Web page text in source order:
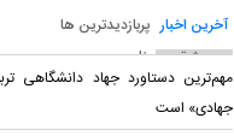
آخرین اخبار پربازدیدترین ها
پربحث ترین عناوین
مهم‌ترین دستاورد جهاد دانشگاهی
جهادی» است